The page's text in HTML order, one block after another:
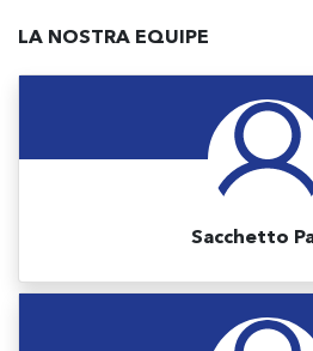
LA NOSTRA EQUIPE
Sacchetto